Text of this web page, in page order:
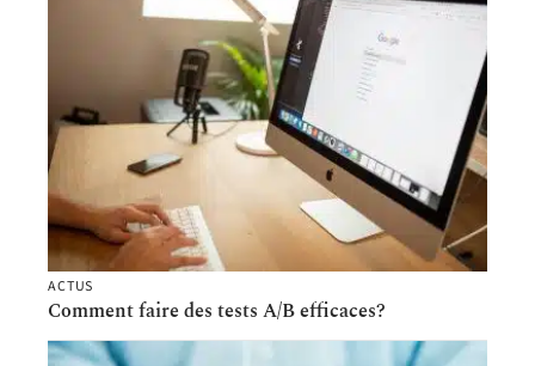
ACTUS
Comment faire des tests A/B efficaces?